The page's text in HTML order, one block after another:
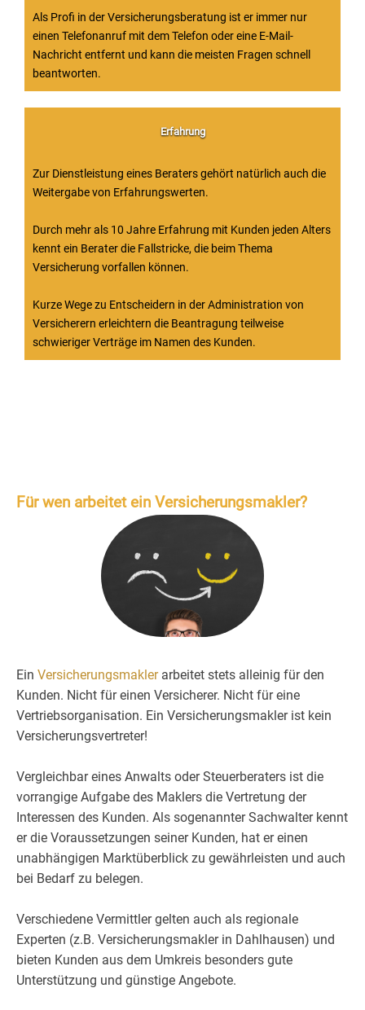
Als Profi in der Versicherungsberatung ist er immer nur
einen Telefonanruf mit dem Telefon oder eine E-Mail-
Nachricht entfernt und kann die meisten Fragen schnell
beantworten.
Erfahrung
Zur Dienstleistung eines Beraters gehört natürlich auch die
Weitergabe von Erfahrungswerten.
Durch mehr als 10 Jahre Erfahrung mit Kunden jeden Alters
kennt ein Berater die Fallstricke, die beim Thema
Versicherung vorfallen können.
Kurze Wege zu Entscheidern in der Administration von
Versicherern erleichtern die Beantragung teilweise
schwieriger Verträge im Namen des Kunden.
Für wen arbeitet ein Versicherungsmakler?
Ein Versicherungsmakler arbeitet stets alleinig für den
Kunden. Nicht für einen Versicherer. Nicht für eine
Vertriebsorganisation. Ein Versicherungsmakler ist kein
Versicherungsvertreter!
Vergleichbar eines Anwalts oder Steuerberaters ist die
vorrangige Aufgabe des Maklers die Vertretung der
Interessen des Kunden. Als sogenannter Sachwalter kennt
er die Voraussetzungen seiner Kunden, hat er einen
unabhängigen Marktüberblick zu gewährleisten und auch
bei Bedarf zu belegen.
Verschiedene Vermittler gelten auch als regionale
Experten (z.B. Versicherungsmakler in Dahlhausen) und
bieten Kunden aus dem Umkreis besonders gute
Unterstützung und günstige Angebote.